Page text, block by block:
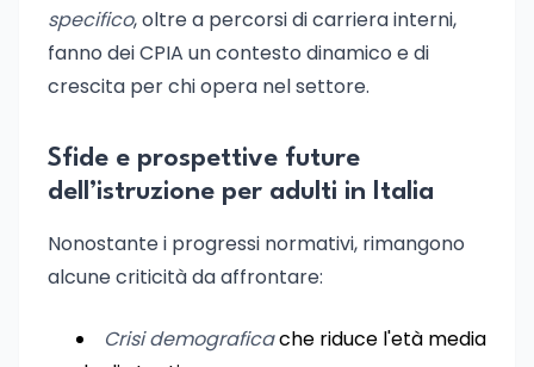
specifico, oltre a percorsi di carriera interni,
fanno dei CPIA un contesto dinamico e di
crescita per chi opera nel settore.
Sfide e prospettive future
dell’istruzione per adulti in Italia
Nonostante i progressi normativi, rimangono
alcune criticità da affrontare:
Crisi demograficache riduce l'età media